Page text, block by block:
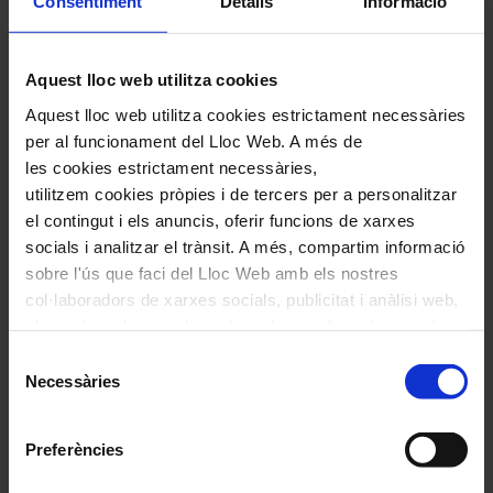
Aquest lloc web utilitza cookies
Aquest lloc web utilitza cookies estrictament necessàries
per al funcionament del Lloc Web. A més de
les cookies estrictament necessàries,
utilitzem cookies pròpies i de tercers per a personalitzar
el contingut i els anuncis, oferir funcions de xarxes
socials i analitzar el trànsit. A més, compartim informació
sobre l'ús que faci del Lloc Web amb els nostres
col·laboradors de xarxes socials, publicitat i anàlisi web,
de l'ús que hagi fet dels seus serveis. En el quadre
inferior pot “Permetre totes les cookies” o seleccionar el
"Permetre la selecció". Si vol més informació visiti la
Necessàries
Preferències
Nom*
Correu electrònic*
Navegar
per
les
articles
de
També et pot interessar